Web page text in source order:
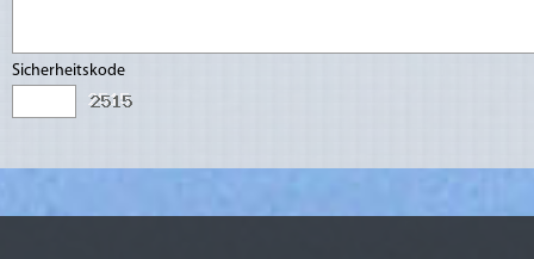
Sicherheitskode